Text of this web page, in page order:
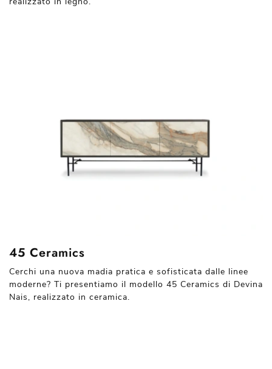
45 Ceramics
Cerchi una nuova madia pratica e sofisticata dalle linee
moderne? Ti presentiamo il modello 45 Ceramics di Devina
Nais, realizzato in ceramica.